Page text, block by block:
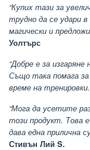
“Купих тази за
трудно да се удари
магически и
Уолтърс
“Добре е за
Също така помага за
време на
“Мога да усетите
този продукт. Това
дава една прилична
Стивън Лий S.